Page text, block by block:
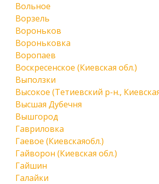
Вольное
Ворзель
Вороньков
Вороньковка
Воропаев
Воскресенское (Киевская обл.)
Выползки
Высокое (Тетиевский р-н.,
Высшая Дубечня
Вышгород
Гавриловка
Гаевое (Киевскаяобл.)
Гайворон (Киевская обл.)
Гайшин
Галайки